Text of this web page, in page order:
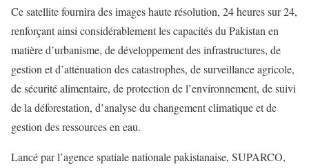
Ce satellite fournira des images haute résolution, 24 heures sur 24,
renforçant ainsi considérablement les capacités du Pakistan en
matière d’urbanisme, de développement des infrastructures, de
gestion et d’atténuation des catastrophes, de surveillance agricole,
de sécurité alimentaire, de protection de l’environnement, de suivi
de la déforestation, d’analyse du changement climatique et de
gestion des ressources en eau.
Lancé par l’agence spatiale nationale pakistanaise, SUPARCO,